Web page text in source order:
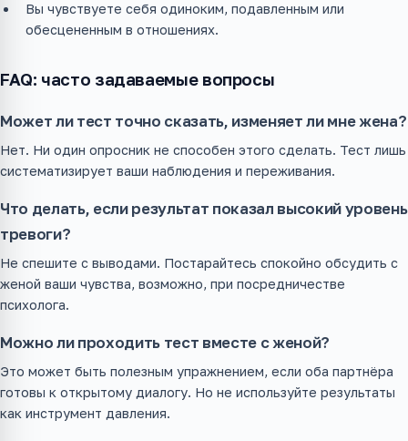
Вы чувствуете себя одиноким, подавленным или
обесцененным в отношениях.
FAQ: часто задаваемые вопросы
Может ли тест точно сказать, изменяет ли мне жена?
Нет. Ни один опросник не способен этого сделать. Тест лишь
систематизирует ваши наблюдения и переживания.
Что делать, если результат показал высокий уровень
тревоги?
Не спешите с выводами. Постарайтесь спокойно обсудить с
женой ваши чувства, возможно, при посредничестве
психолога.
Можно ли проходить тест вместе с женой?
Это может быть полезным упражнением, если оба партнёра
готовы к открытому диалогу. Но не используйте результаты
как инструмент давления.